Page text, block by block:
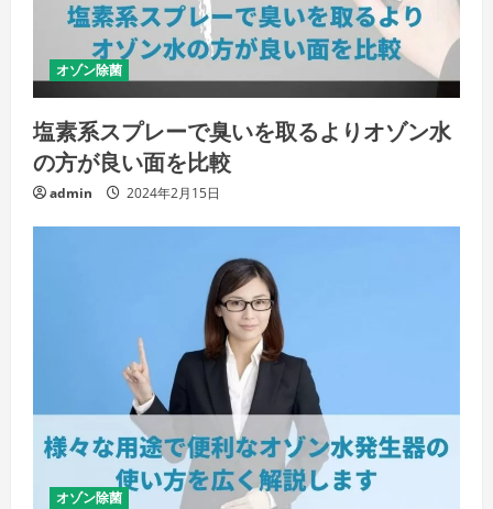
オゾン除菌
塩素系スプレーで臭いを取るよりオゾン水
の方が良い面を比較
admin 2024年2月15日
オゾン除菌